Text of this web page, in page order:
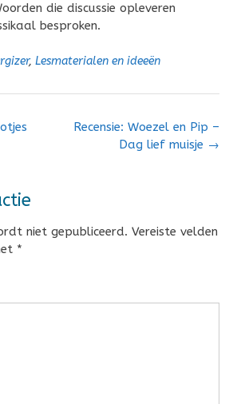
die discussie opleveren
besproken.
, Lesmaterialen en ideeën
Recensie: Woezel en Pip –
Dag lief muisje →
niet gepubliceerd. Vereiste velden
*